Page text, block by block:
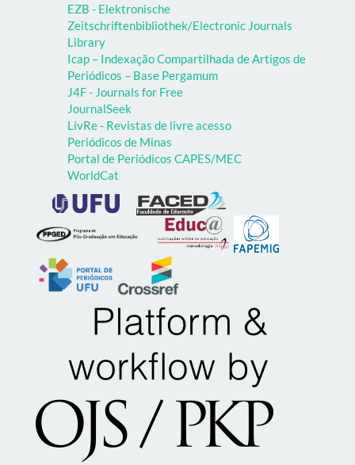
EZB - Elektronische
Zeitschriftenbibliothek/Electronic Journals
Library
Icap – Indexação Compartilhada de Artigos de
Periódicos – Base Pergamum
J4F - Journals for Free
JournalSeek
LivRe - Revistas de livre acesso
Periódicos de Minas
Portal de Periódicos CAPES/MEC
WorldCat